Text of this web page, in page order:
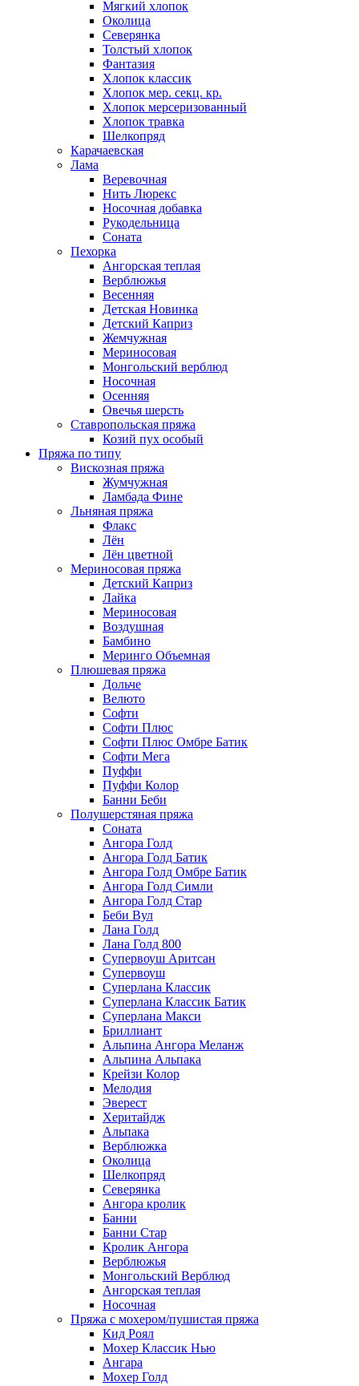
Мягкий хлопок
Околица
Северянка
Толстый хлопок
Фантазия
Хлопок классик
Хлопок мер. секц. кр.
Хлопок мерсеризованный
Хлопок травка
Шелкопряд
Карачаевская
Лама
Веревочная
Нить Люрекс
Носочная добавка
Рукодельница
Соната
Пехорка
Ангорская теплая
Верблюжья
Весенняя
Детская Новинка
Детский Каприз
Жемчужная
Мериносовая
Монгольский верблюд
Носочная
Осенняя
Овечья шерсть
Ставропольская пряжа
Козий пух особый
Пряжа по типу
Вискозная пряжа
Жумчужная
Ламбада Фине
Льняная пряжа
Флакс
Лён
Лён цветной
Мериносовая пряжа
Детский Каприз
Лайка
Мериносовая
Воздушная
Бамбино
Меринго Объемная
Плюшевая пряжа
Дольче
Велюто
Софти
Софти Плюс
Софти Плюс Омбре Батик
Софти Мега
Пуффи
Пуффи Колор
Банни Беби
Полушерстяная пряжа
Соната
Ангора Голд
Ангора Голд Батик
Ангора Голд Омбре Батик
Ангора Голд Симли
Ангора Голд Стар
Беби Вул
Лана Голд
Лана Голд 800
Супервоуш Аритсан
Супервоуш
Суперлана Классик
Суперлана Классик Батик
Суперлана Макси
Бриллиант
Альпина Ангора Меланж
Альпина Альпака
Крейзи Колор
Мелодия
Эверест
Херитайдж
Альпака
Верблюжка
Околица
Шелкопряд
Северянка
Ангора кролик
Банни
Банни Стар
Кролик Ангора
Верблюжья
Монгольский Верблюд
Ангорская теплая
Носочная
Пряжа с мохером/пушистая пряжа
Кид Роял
Мохер Классик Нью
Ангара
Мохер Голд